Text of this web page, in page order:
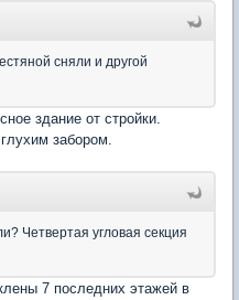
сняли и другой
здание от стройки.
забором.
Четвертая угловая секция
7 последних этажей в